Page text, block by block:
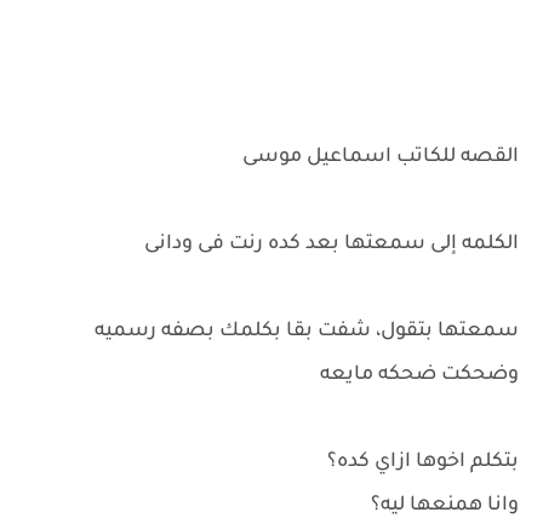
القصه للكاتب اسماعيل موسى
الكلمه إلى سمعتها بعد كده رنت فى ودانى
سمعتها بتقول، شفت بقا بكلمك بصفه رسميه
وضحكت ضحكه مايعه
بتكلم اخوها ازاي كده؟
وانا همنعها ليه؟